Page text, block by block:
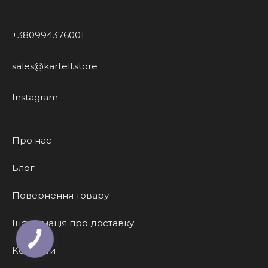
+380994376001
sales@kartell.store
Instagram
Про нас
Блог
Повернення товару
Інформація про доставку
Контакти
КНОПКА
ЗВ'ЯЗКУ